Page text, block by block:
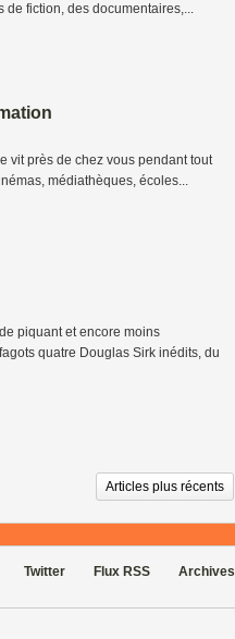
de fiction, des documentaires,...
vit près de chez vous pendant tout
médiathèques, écoles...
piquant et encore moins
quatre Douglas Sirk inédits, du
Articles plus récents
Twitter Flux RSS Archives